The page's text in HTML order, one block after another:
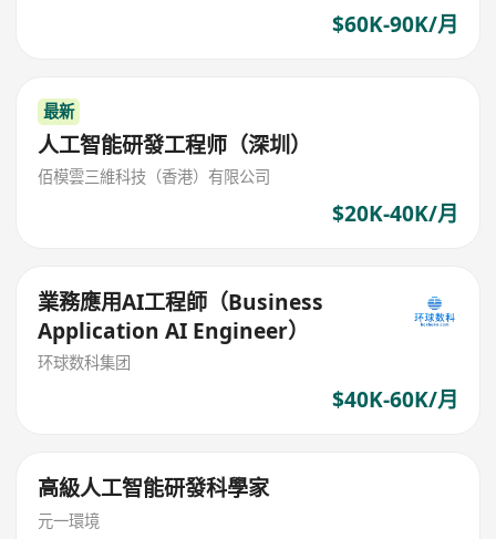
$60K-90K/月
最新
人工智能研發工程师（深圳）
佰模雲三維科技（香港）有限公司
$20K-40K/月
業務應用AI工程師（Business
Application AI Engineer）
环球数科集团
$40K-60K/月
高級人工智能研發科學家
元一環境